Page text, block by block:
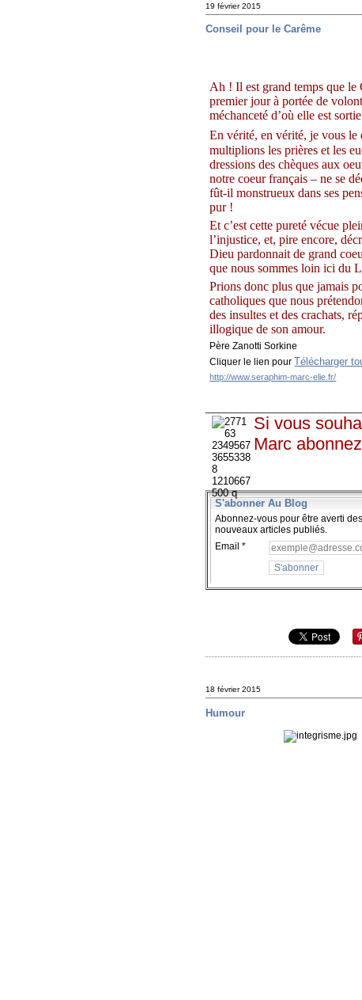
19 février 2015
Conseil pour le Carême
Ah ! Il est grand temps que
premier jour à portée de
méchanceté d’où elle est
En vérité, en vérité, je vous le
multiplions les prières et les
dressions des chèques aux
notre coeur français – ne se
fût-il monstrueux dans ses
pur !
Et c’est cette pureté vécue
l’injustice, et, pire encore,
Dieu pardonnait de grand
que nous sommes loin ici du
Prions donc plus que jamais
catholiques que nous
des insultes et des crachats,
illogique de son amour.
Père Zanotti Sorkine
Cliquer le lien pour Télécharger
http://www.seraphim-marc-elie.fr/
Si vous
Marc
S'abonner Au Blog
Abonnez-vous pour être averti des
nouveaux articles publiés.
Email
18 février 2015
Humour